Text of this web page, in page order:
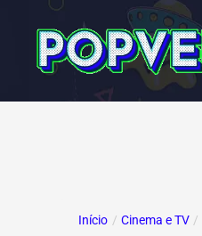
Início / Cinema e TV /